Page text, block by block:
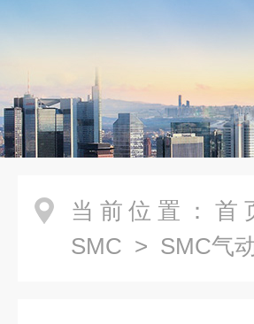
当前位置： 首
SMC > SMC气